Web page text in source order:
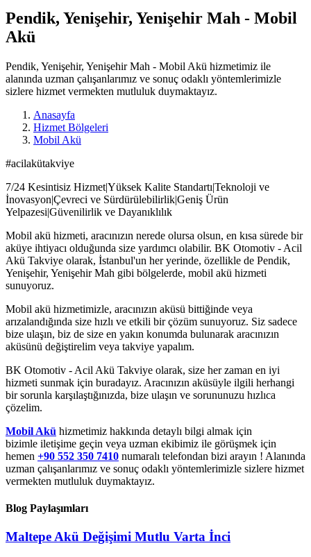
Pendik, Yenişehir, Yenişehir Mah - Mobil
Akü
Pendik, Yenişehir, Yenişehir Mah - Mobil Akü hizmetimiz ile
alanında uzman çalışanlarımız ve sonuç odaklı yöntemlerimizle
sizlere hizmet vermekten mutluluk duymaktayız.
Anasayfa
Hizmet Bölgeleri
Mobil Akü
#acilakütakviye
7/24 Kesintisiz Hizmet|Yüksek Kalite Standartı|Teknoloji ve
İnovasyon|Çevreci ve Sürdürülebilirlik|Geniş Ürün
Yelpazesi|Güvenilirlik ve Dayanıklılık
Mobil akü hizmeti, aracınızın nerede olursa olsun, en kısa sürede bir
aküye ihtiyacı olduğunda size yardımcı olabilir. BK Otomotiv - Acil
Akü Takviye olarak, İstanbul'un her yerinde, özellikle de Pendik,
Yenişehir, Yenişehir Mah gibi bölgelerde, mobil akü hizmeti
sunuyoruz.
Mobil akü hizmetimizle, aracınızın aküsü bittiğinde veya
arızalandığında size hızlı ve etkili bir çözüm sunuyoruz. Siz sadece
bize ulaşın, biz de size en yakın konumda bulunarak aracınızın
aküsünü değiştirelim veya takviye yapalım.
BK Otomotiv - Acil Akü Takviye olarak, size her zaman en iyi
hizmeti sunmak için buradayız. Aracınızın aküsüyle ilgili herhangi
bir sorunla karşılaştığınızda, bize ulaşın ve sorununuzu hızlıca
çözelim.
Mobil Akü hizmetimiz hakkında detaylı bilgi almak için
bizimle iletişime geçin veya uzman ekibimiz ile görüşmek için
hemen +90 552 350 7410 numaralı telefondan bizi arayın ! Alanında
uzman çalışanlarımız ve sonuç odaklı yöntemlerimizle sizlere hizmet
vermekten mutluluk duymaktayız.
Blog Paylaşımları
Maltepe Akü Değişimi Mutlu Varta İnci